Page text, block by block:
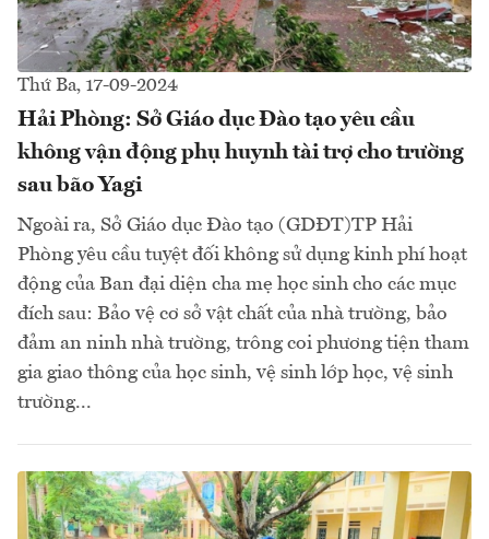
Thứ Ba, 17-09-2024
Hải Phòng: Sở Giáo dục Đào tạo yêu cầu
không vận động phụ huynh tài trợ cho trường
sau bão Yagi
Ngoài ra, Sở Giáo dục Đào tạo (GDĐT)TP Hải
Phòng yêu cầu tuyệt đối không sử dụng kinh phí hoạt
động của Ban đại diện cha mẹ học sinh cho các mục
đích sau: Bảo vệ cơ sở vật chất của nhà trường, bảo
đảm an ninh nhà trường, trông coi phương tiện tham
gia giao thông của học sinh, vệ sinh lớp học, vệ sinh
trường...